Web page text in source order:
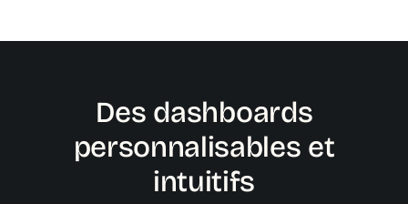
Des dashboards
personnalisables et
intuitifs